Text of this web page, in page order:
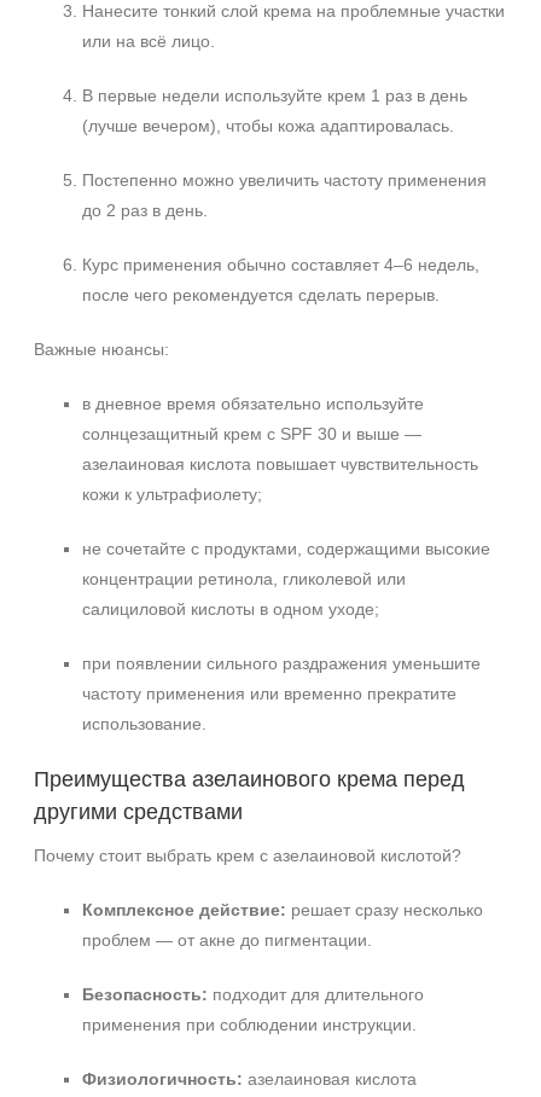
Нанесите тонкий слой крема на проблемные участки
или на всё лицо.
В первые недели используйте крем 1 раз в день
(лучше вечером), чтобы кожа адаптировалась.
Постепенно можно увеличить частоту применения
до 2 раз в день.
Курс применения обычно составляет 4–6 недель,
после чего рекомендуется сделать перерыв.
Важные нюансы:
в дневное время обязательно используйте
солнцезащитный крем с SPF 30 и выше —
азелаиновая кислота повышает чувствительность
кожи к ультрафиолету;
не сочетайте с продуктами, содержащими высокие
концентрации ретинола, гликолевой или
салициловой кислоты в одном уходе;
при появлении сильного раздражения уменьшите
частоту применения или временно прекратите
использование.
Преимущества азелаинового крема перед
другими средствами
Почему стоит выбрать крем с азелаиновой кислотой?
Комплексное действие: решает сразу несколько
проблем — от акне до пигментации.
Безопасность: подходит для длительного
применения при соблюдении инструкции.
Физиологичность: азелаиновая кислота